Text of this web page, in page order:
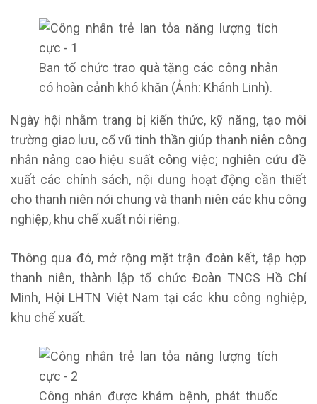
Ban tổ chức trao quà tặng các công nhân
có hoàn cảnh khó khăn (Ảnh: Khánh Linh).
Ngày hội nhằm trang bị kiến thức, kỹ năng, tạo môi
trường giao lưu, cổ vũ tinh thần giúp thanh niên công
nhân nâng cao hiệu suất công việc; nghiên cứu đề
xuất các chính sách, nội dung hoạt động cần thiết
cho thanh niên nói chung và thanh niên các khu công
nghiệp, khu chế xuất nói riêng.
Thông qua đó, mở rộng mặt trận đoàn kết, tập hợp
thanh niên, thành lập tổ chức Đoàn TNCS Hồ Chí
Minh, Hội LHTN Việt Nam tại các khu công nghiệp,
khu chế xuất.
Công nhân được khám bệnh, phát thuốc